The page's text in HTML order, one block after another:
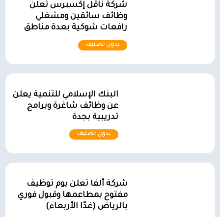
شركة ناقل إكسبرس تعلن
وظائف سائقين ومشغلي
رافعات شوكية بعدة مناطق
بدون تصنيف
البنك الإسلامي للتنمية يعلن
عن وظائف شاغرة وبرامج
تدريبية بجدة
بدون تصنيف
شركة ألفا تعلن يوم توظيف
مفتوح بمطاعمها وقبول فوري
بالرياض (غدًا الأربعاء)